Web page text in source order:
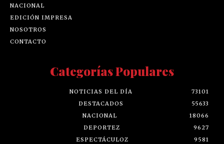
NACIONAL
EDICIÓN IMPRESA
NOSOTROS
CONTACTO
Categorías Populares
NOTICIAS DEL DÍA
73101
DESTACADOS
55633
NACIONAL
18066
DEPORTEZ
9627
ESPECTÁCULOZ
9581